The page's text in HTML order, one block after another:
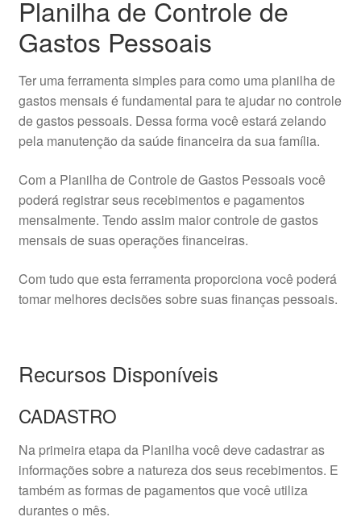
Planilha de Controle de
Gastos Pessoais
Ter uma ferramenta simples para como uma planilha de
gastos mensais é fundamental para te ajudar no controle
de gastos pessoais. Dessa forma você estará zelando
pela manutenção da saúde financeira da sua família.
Com a Planilha de Controle de Gastos Pessoais você
poderá registrar seus recebimentos e pagamentos
mensalmente. Tendo assim maior controle de gastos
mensais de suas operações financeiras.
Com tudo que esta ferramenta proporciona você poderá
tomar melhores decisões sobre suas finanças pessoais.
Recursos Disponíveis
CADASTRO
Na primeira etapa da Planilha você deve cadastrar as
informações sobre a natureza dos seus recebimentos. E
também as formas de pagamentos que você utiliza
durantes o mês.